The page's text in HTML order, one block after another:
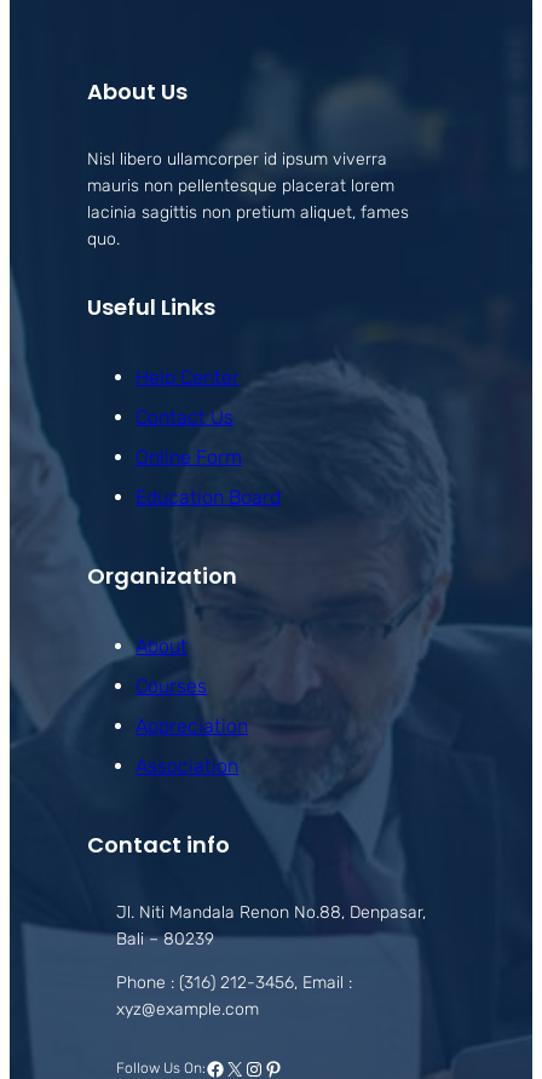
About Us
Nisl libero ullamcorper id ipsum viverra
mauris non pellentesque placerat lorem
lacinia sagittis non pretium aliquet, fames
quo.
Useful Links
Help Center
Contact Us
Online Form
Education Board
Organization
About
Courses
Appreciation
Association
Contact info
Jl. Niti Mandala Renon No.88, Denpasar,
Bali – 80239
Phone : (316) 212-3456, Email :
xyz@example.com
Follow Us On:Facebook
X Instagram
Pinterest